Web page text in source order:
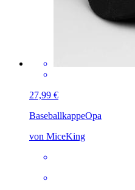
27,99 €
BaseballkappeOpa
von MiceKing